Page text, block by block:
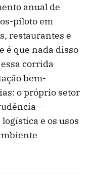
anual de
piloto em
restaurantes e
é que nada disso
corrida
bem-
o próprio setor
—
e os usos